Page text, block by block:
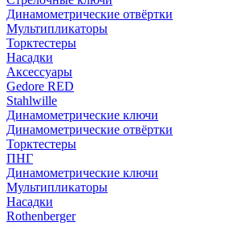
Динамометрические отвёртки
Мультипликаторы
Торктестеры
Насадки
Аксессуары
Gedore RED
Stahlwille
Динамометрические ключи
Динамометрические отвёртки
Торктестеры
ПНГ
Динамометрические ключи
Мультипликаторы
Насадки
Rothenberger